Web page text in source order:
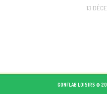
13
GONFLAB LOISIRS ©